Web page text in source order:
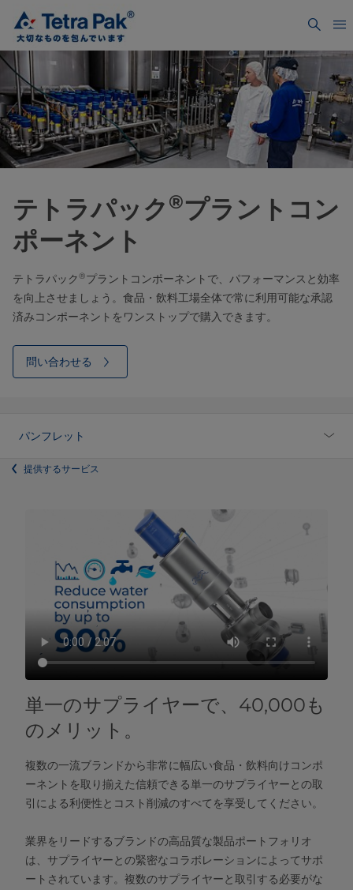
テトラパック ®プラントコン
ポーネント
テトラパック®プラントコンポーネントで、パフォーマンスと効率
を向上させましょう。食品・飲料工場全体で常に利用可能な承認
済みコンポーネントをワンストップで購入できます。
問い合わせる
パンフレット
提供するサービス
単一のサプライヤーで、40,000も
のメリット。
複数の一流ブランドから非常に幅広い食品・飲料向けコンポ
ーネントを取り揃えた信頼できる単一のサプライヤーとの取
引による利便性とコスト削減のすべてを享受してください。
業界をリードするブランドの高品質な製品ポートフォリオ
は、サプライヤーとの緊密なコラボレーションによってサポ
ートされています。複数のサプライヤーと取引する必要がな